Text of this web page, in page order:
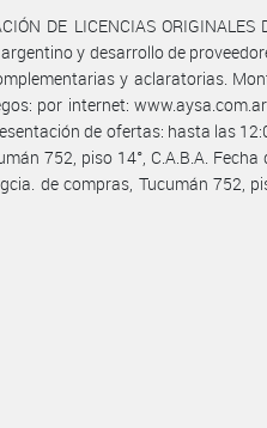
DE LICENCIAS ORIGINALES
y desarrollo de
y aclaratorias.
por internet:
de ofertas: hasta las
752, piso 14°, C.A.B.A. Fecha
de compras, Tucumán 752,